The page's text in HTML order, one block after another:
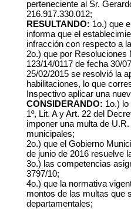
perteneciente al Sr.
216.917.330.012;
RESULTANDO: 1o.) que
informa que el
infracción con respecto a
2o.) que por Resoluciones
123/14/0117 de fecha 30/
25/02/2015 se resolvió la
habilitaciones, lo que
Inspectivo aplicar una
CONSIDERANDO: 1o.)
1º, Lit. A y Art. 22 del
imponer una multa de
municipales;
2o.) que el Gobierno
de junio de 2016 resuelve
3o.) las competencias
3797/10;
4o.) que la normativa
montos de las multas que
departamentales;